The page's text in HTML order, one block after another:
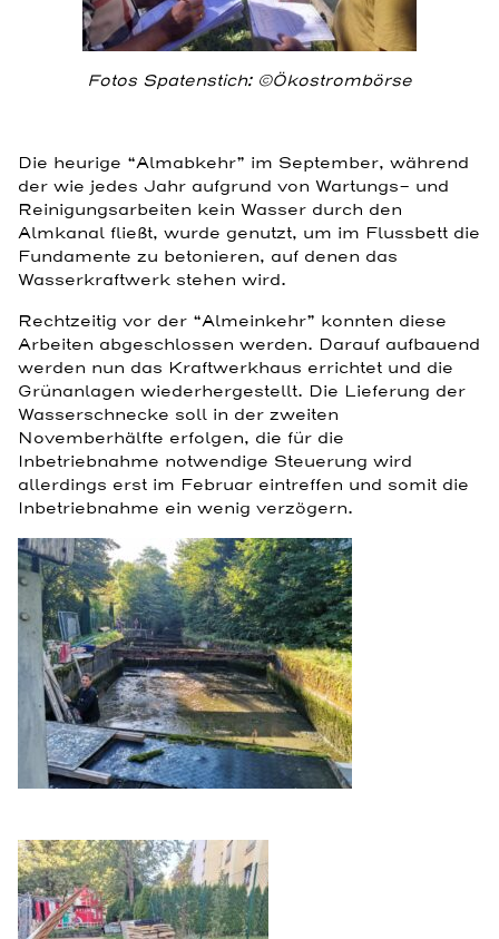
Fotos Spatenstich: ©Ökostrombörse
Die heurige “Almabkehr” im September, während
der wie jedes Jahr aufgrund von Wartungs- und
Reinigungsarbeiten kein Wasser durch den
Almkanal fließt, wurde genutzt, um im Flussbett die
Fundamente zu betonieren, auf denen das
Wasserkraftwerk stehen wird.
Rechtzeitig vor der “Almeinkehr” konnten diese
Arbeiten abgeschlossen werden. Darauf aufbauend
werden nun das Kraftwerkhaus errichtet und die
Grünanlagen wiederhergestellt. Die Lieferung der
Wasserschnecke soll in der zweiten
Novemberhälfte erfolgen, die für die
Inbetriebnahme notwendige Steuerung wird
allerdings erst im Februar eintreffen und somit die
Inbetriebnahme ein wenig verzögern.